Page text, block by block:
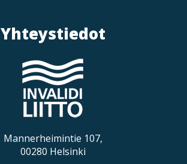
Yhteystiedot
Mannerheimintie 107,
00280 Helsinki